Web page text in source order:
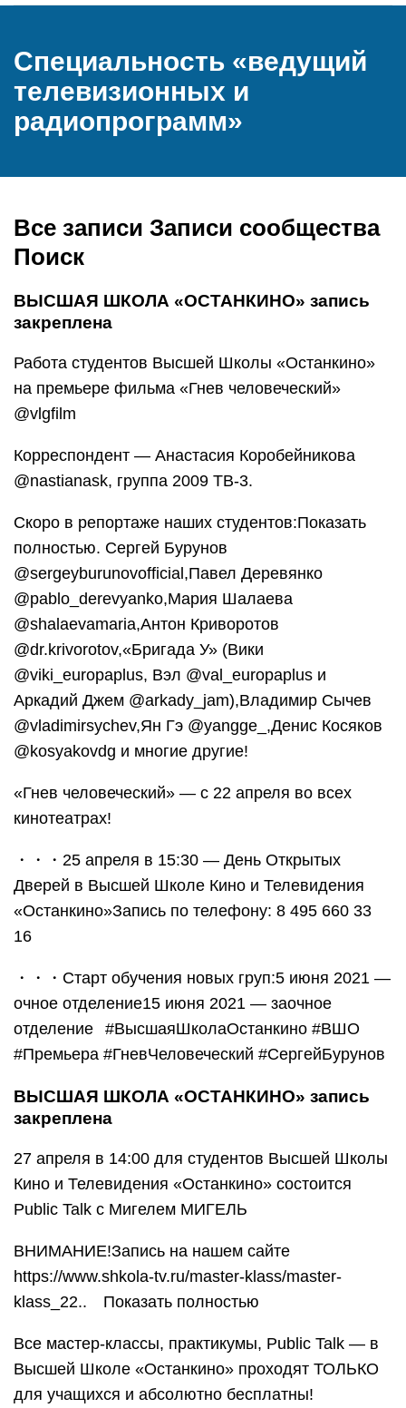
Специальность «ведущий
телевизионных и
радиопрограмм»
Все записи Записи сообщества
Поиск
ВЫСШАЯ ШКОЛА «ОСТАНКИНО» запись
закреплена
Работа студентов Высшей Школы «Останкино»
на премьере фильма «Гнев человеческий»
@vlgfilm
Корреспондент — Анастасия Коробейникова
@nastianask, группа 2009 ТВ-3.
Скоро в репортаже наших студентов:Показать
полностью. Сергей Бурунов
@sergeyburunovofficial,Павел Деревянко
@pablo_derevyanko,Мария Шалаева
@shalaevamaria,Антон Криворотов
@dr.krivorotov,«Бригада У» (Вики
@viki_europaplus, Вэл @val_europaplus и
Аркадий Джем @arkady_jam),Владимир Сычев
@vladimirsychev,Ян Гэ @yangge_,Денис Косяков
@kosyakovdg и многие другие!
«Гнев человеческий» — с 22 апреля во всех
кинотеатрах!
・・・25 апреля в 15:30 — День Открытых
Дверей в Высшей Школе Кино и Телевидения
«Останкино»Запись по телефону: 8 495 660 33
16
・・・Старт обучения новых груп:5 июня 2021 —
очное отделение15 июня 2021 — заочное
отделение⠀#ВысшаяШколаОстанкино #ВШО
#Премьера #ГневЧеловеческий #СергейБурунов
ВЫСШАЯ ШКОЛА «ОСТАНКИНО» запись
закреплена
27 апреля в 14:00 для студентов Высшей Школы
Кино и Телевидения «Останкино» состоится
Public Talk с Мигелем МИГЕЛЬ
ВНИМАНИЕ!Запись на нашем сайте
https://www.shkola-tv.ru/master-klass/master-
klass_22.. ⠀Показать полностью
Все мастер-классы, практикумы, Public Talk — в
Высшей Школе «Останкино» проходят ТОЛЬКО
для учащихся и абсолютно бесплатны!